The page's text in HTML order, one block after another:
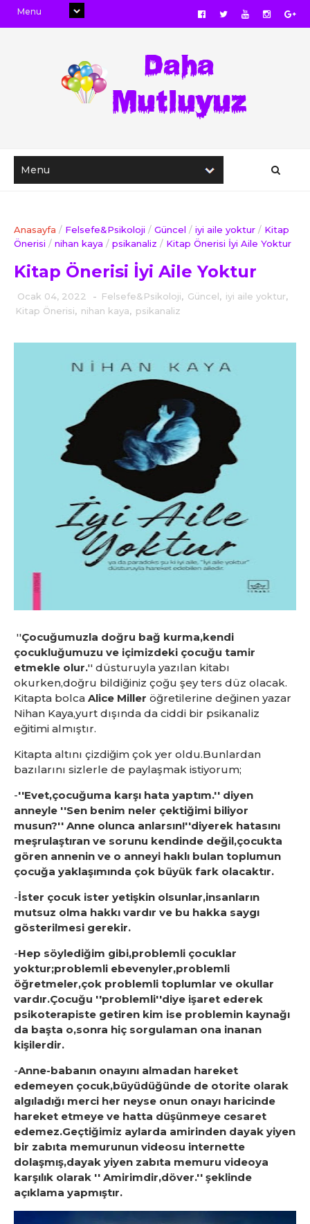
Anasayfa / Felsefe&Psikoloji / Güncel / iyi aile yoktur / Kitap
Önerisi / nihan kaya / psikanaliz / Kitap Önerisi İyi Aile Yoktur
Kitap Önerisi İyi Aile Yoktur
Ocak 04, 2022 - Felsefe&Psikoloji, Güncel, iyi aile yoktur,
Kitap Önerisi, nihan kaya, psikanaliz
''Çocuğumuzla doğru bağ kurma,kendi
çocukluğumuzu ve içimizdeki çocuğu tamir
etmekle olur.'' düsturuyla yazılan kitabı
okurken,doğru bildiğiniz çoğu şey ters düz olacak.
Kitapta bolca Alice Miller öğretilerine değinen yazar
Nihan Kaya,yurt dışında da ciddi bir psikanaliz
eğitimi almıştır.
Kitapta altını çizdiğim çok yer oldu.Bunlardan
bazılarını sizlerle de paylaşmak istiyorum;
-''Evet,çocuğuma karşı hata yaptım.'' diyen
anneyle ''Sen benim neler çektiğimi biliyor
musun?'' Anne olunca anlarsın!''diyerek hatasını
meşrulaştıran ve sorunu kendinde değil,çocukta
gören annenin ve o anneyi haklı bulan toplumun
çocuğa yaklaşımında çok büyük fark olacaktır.
-İster çocuk ister yetişkin olsunlar,insanların
mutsuz olma hakkı vardır ve bu hakka saygı
gösterilmesi gerekir.
-Hep söylediğim gibi,problemli çocuklar
yoktur;problemli ebevenyler,problemli
öğretmeler,çok problemli toplumlar ve okullar
vardır.Çocuğu ''problemli''diye işaret ederek
psikoterapiste getiren kim ise problemin kaynağı
da başta o,sonra hiç sorgulaman ona inanan
kişilerdir.
-Anne-babanın onayını almadan hareket
edemeyen çocuk,büyüdüğünde de otorite olarak
algıladığı merci her neyse onun onayı haricinde
hareket etmeye ve hatta düşünmeye cesaret
edemez.Geçtiğimiz aylarda amirinden dayak yiyen
bir zabıta memurunun videosu internette
dolaşmış,dayak yiyen zabıta memuru videoya
karşılık olarak '' Amirimdir,döver.'' şeklinde
açıklama yapmıştır.